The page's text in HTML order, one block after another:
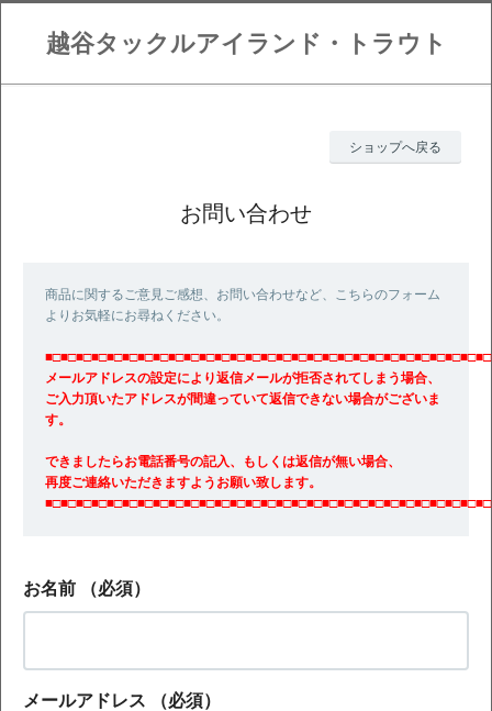
越谷タックルアイランド・トラウト
ショップへ戻る
お問い合わせ
商品に関するご意見ご感想、お問い合わせなど、こちらのフォーム
よりお気軽にお尋ねください。
■□■□■□■□■□■□■□■□■□■□■□■□■□■□■□■□■□■□■□■□■□■□■□■□■□■□■□■□■□
メールアドレスの設定により返信メールが拒否されてしまう場合、
ご入力頂いたアドレスが間違っていて返信できない場合がございま
す。
できましたらお電話番号の記入、もしくは返信が無い場合、
再度ご連絡いただきますようお願い致します。
■□■□■□■□■□■□■□■□■□■□■□■□■□■□■□■□■□■□■□■□■□■□■□■□■□■□■□■□■□
お名前 （必須）
メールアドレス （必須）